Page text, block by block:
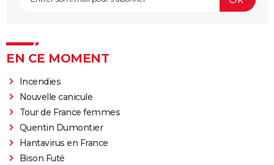
EN CE MOMENT
Incendies
Nouvelle canicule
Tour de France femmes
Quentin Dumontier
Hantavirus en France
Bison Futé